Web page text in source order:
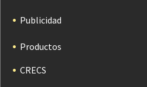
Publicidad
Productos
CRECS